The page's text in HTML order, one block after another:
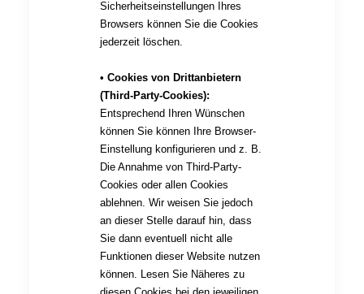
Sicherheitseinstellungen Ihres
Browsers können Sie die Cookies
jederzeit löschen.
• Cookies von Drittanbietern
(Third-Party-Cookies):
Entsprechend Ihren Wünschen
können Sie können Ihre Browser-
Einstellung konfigurieren und z. B.
Die Annahme von Third-Party-
Cookies oder allen Cookies
ablehnen. Wir weisen Sie jedoch
an dieser Stelle darauf hin, dass
Sie dann eventuell nicht alle
Funktionen dieser Website nutzen
können. Lesen Sie Näheres zu